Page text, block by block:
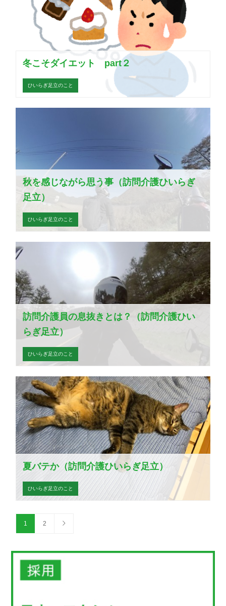
冬こそダイエット part２
ひいらぎ足立のこと
秋を感じながら思う事（訪問介護ひいらぎ
足立）
ひいらぎ足立のこと
訪問介護員の息抜きとは？（訪問介護ひい
らぎ足立）
ひいらぎ足立のこと
夏バテか（訪問介護ひいらぎ足立）
ひいらぎ足立のこと
1 2